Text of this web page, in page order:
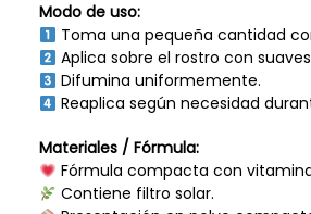
Modo de uso:
Toma una pequeña cantidad
Aplica sobre el rostro con
Difumina uniformemente.
Reaplica según necesidad
Materiales / Fórmula:
Fórmula compacta con vitamina
Contiene filtro solar.